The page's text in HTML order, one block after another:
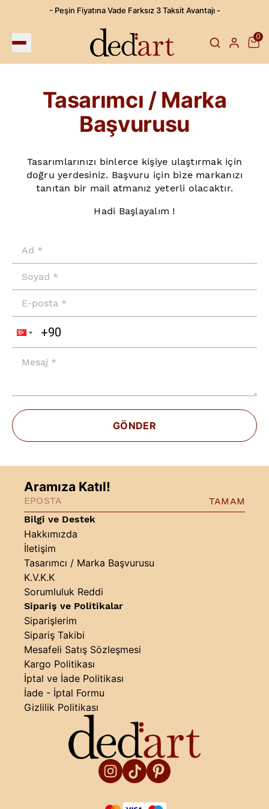
- Peşin Fiyatına Vade Farksız 3 Taksit Avantajı -
0
Tasarımcı / Marka
Başvurusu
Tasarımlarınızı binlerce kişiye ulaştırmak için
doğru yerdesiniz. Başvuru için bize markanızı
tanıtan bir mail atmanız yeterli olacaktır.
Hadi Başlayalım !
GÖNDER
Bilgi ve Destek
Hakkımızda
İletişim
Tasarımcı / Marka Başvurusu
K.V.K.K
Sorumluluk Reddi
Sipariş ve Politikalar
Siparişlerim
Sipariş Takibi
Mesafeli Satış Sözleşmesi
Kargo Politikası
İptal ve İade Politikası
İade - İptal Formu
Gizlilik Politikası
Aramıza Katıl!
TAMAM